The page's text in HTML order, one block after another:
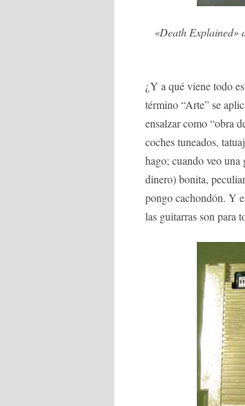
«Death Explained»
¿Y a qué viene todo
término “Arte” se
ensalzar como “obra
coches tuneados,
hago; cuando veo
dinero) bonita,
pongo cachondón. Y
las guitarras son para